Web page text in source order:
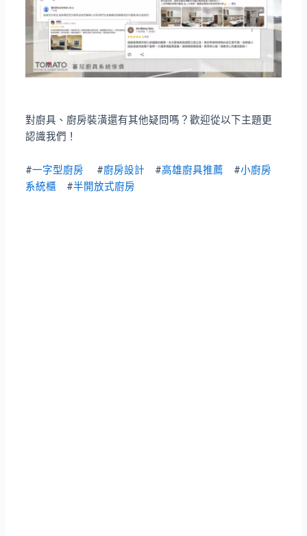
對廚具、廚房裝潢還有其他疑問嗎？歡迎從以下主題更
認識我們！
#一字型廚房 #廚房設計 #高雄廚具推薦 #小廚房
系統櫃 #半開放式廚房